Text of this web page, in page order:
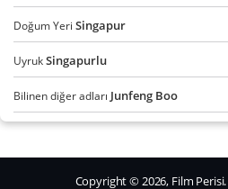
Doğum Yeri Singapur
UyrukSingapurlu
Bilinen diğer adlarıJunfeng Boo
Copyright © 2026, Film